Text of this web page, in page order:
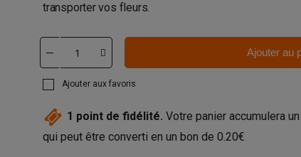
transporter vos fleurs.
Ajouter au
Ajouter aux favoris
1 point de fidélité. Votre panier accumulera
qui peut être converti en un bon de 0.20€